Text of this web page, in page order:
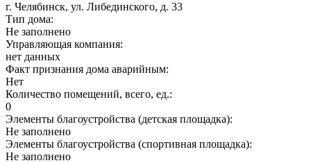
г. Челябинск, ул. Либединского, д. 33
Тип дома:
Не заполнено
Управляющая компания:
нет данных
Факт признания дома аварийным:
Нет
Количество помещений, всего, ед.:
0
Элементы благоустройства (детская площадка):
Не заполнено
Элементы благоустройства (спортивная площадка):
Не заполнено